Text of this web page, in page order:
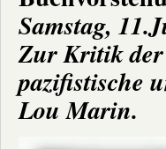
Samstag,
Zur Kritik der
pazifistische
Lou Marin.